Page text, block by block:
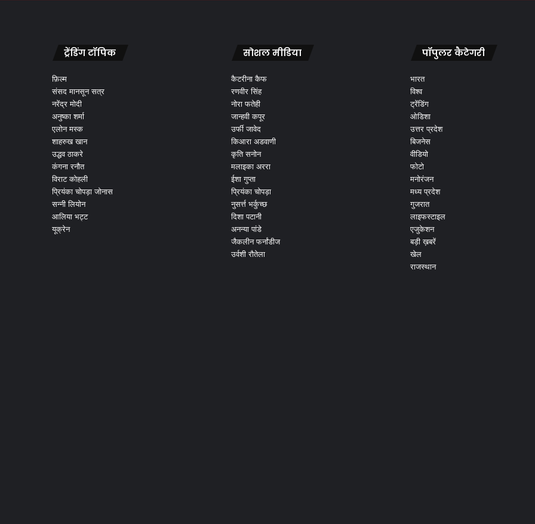
ट्रेंडिंग टॉपिक
फ़िल्म
संसद मानसून सत्र
नरेंद्र मोदी
अनुष्का शर्मा
एलोन मस्क
शाहरुख खान
उद्धव ठाकरे
कंगना रनौत
विराट कोहली
प्रियंका चोपड़ा जोनास
सन्नी लियोन
आलिया भट्ट
यूक्रेन
सोशल मीडिया
कैटरीना कैफ
रणवीर सिंह
नोरा फतेही
जान्हवी कपूर
उर्फी जावेद
किआरा अडवाणी
कृति सनोन
मलाइका अररा
ईशा गुप्ता
प्रियंका चोपड़ा
नुसर्त्त भर्कुच्छ
दिशा पटानी
अनन्या पांडे
जैकलीन फर्नांडीज
उर्वशी रौतेला
पॉपुलर कैटेगरी
भारत
विश्व
ट्रेंडिंग
ओडिशा
उत्तर प्रदेश
बिजनेस
वीडियो
फोटो
मनोरंजन
मध्य प्रदेश
गुजरात
लाइफस्टाइल
एजुकेशन
बड़ी ख़बरें
खेल
राजस्थान